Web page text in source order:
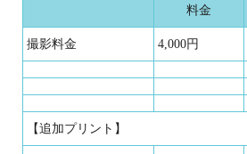
料金
撮影料金 4,000円
【追加プリント】